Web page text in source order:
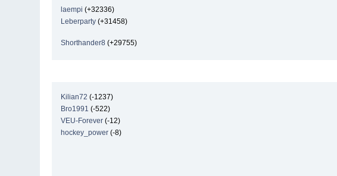
laempi (+32336)
Leberparty (+31458)
Shorthander8 (+29755)
Kilian72 (-1237)
Bro1991 (-522)
VEU-Forever (-12)
hockey_power (-8)